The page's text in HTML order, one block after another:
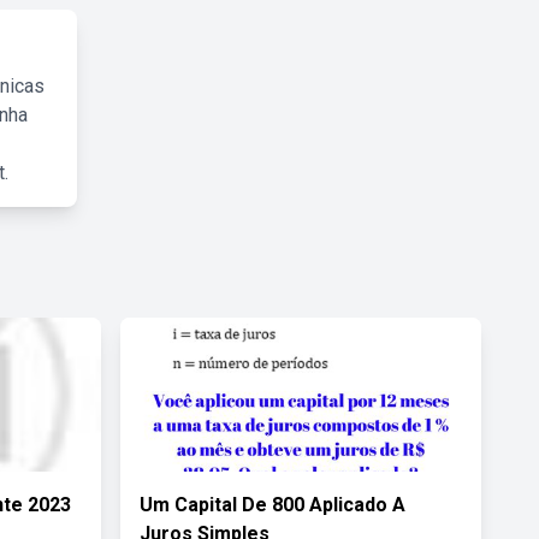
2023
Um Capital De 800 Aplicado A
Juros Simples